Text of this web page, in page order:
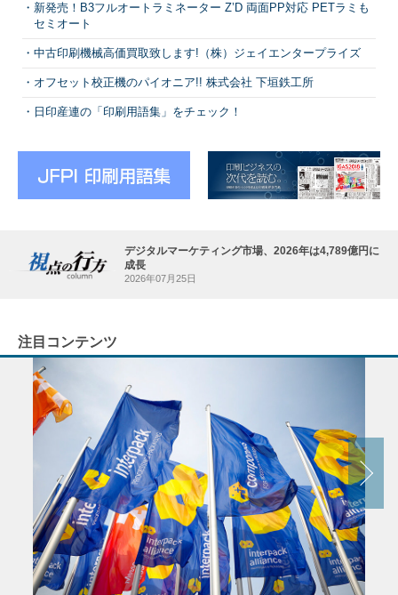
新発売！B3フルオートラミネーター Z’D 両面PP対応 PETラミも
セミオート
中古印刷機械高価買取致します!（株）ジェイエンタープライズ
オフセット校正機のパイオニア!! 株式会社 下垣鉄工所
日印産連の「印刷用語集」をチェック！
デジタルマーケティング市場、2026年は4,789億円に
成長
2026年07月25日
注目コンテンツ